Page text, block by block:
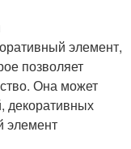
элемент,
позволяет
Она может
декоративных
элемент